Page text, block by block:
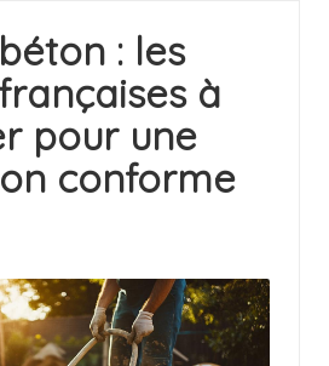
: les
à
pour une
conforme